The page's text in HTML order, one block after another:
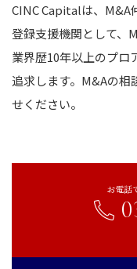
CINC Capitalは、M&A
登録支援機関として、
業界歴10年以上のプロ
追求します。M&Aの相
せください。
お電話